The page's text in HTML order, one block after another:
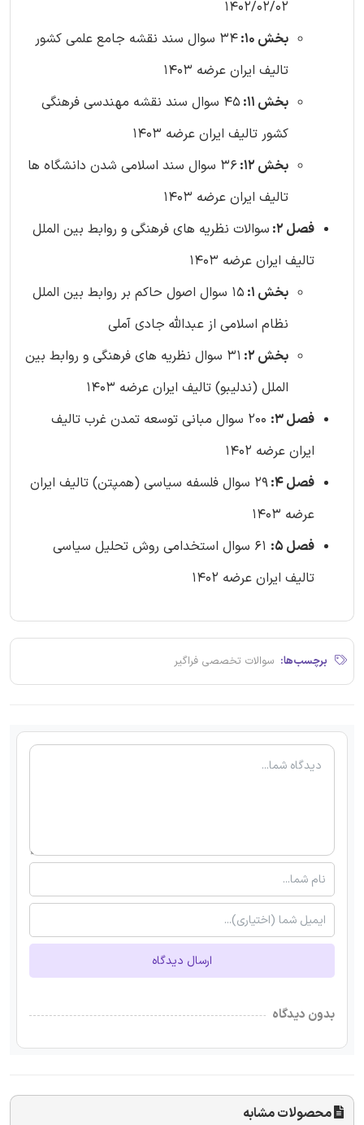
1402/02/02
بخش 10:
34 سوال سند نقشه جامع علمی کشور
تالیف ایران عرضه 1403
بخش 11:
45 سوال سند نقشه مهندسی فرهنگی
کشور تالیف ایران عرضه 1403
بخش 12:
36 سوال سند اسلامی شدن دانشگاه ها
تالیف ایران عرضه 1403
فصل 2:
سوالات نظریه های فرهنگی و روابط بین الملل
تالیف ایران عرضه 1403
بخش 1:
15 سوال اصول حاکم بر روابط بین الملل
نظام اسلامی از عبدالله جادی آملی
بخش 2:
31 سوال نظریه های فرهنگی و روابط بین
الملل (ندلیبو) تالیف ایران عرضه 1403
فصل 3:
200 سوال مبانی توسعه تمدن غرب تالیف
ایران عرضه 1402
فصل 4:
29 سوال فلسفه سیاسی (همپتن) تالیف ایران
عرضه 1403
فصل 5:
61 سوال استخدامی روش تحلیل سیاسی
تالیف ایران عرضه 1402
برچسب‌ها: سوالات تخصصی فراگیر
ارسال دیدگاه
بدون دیدگاه
محصولات مشابه